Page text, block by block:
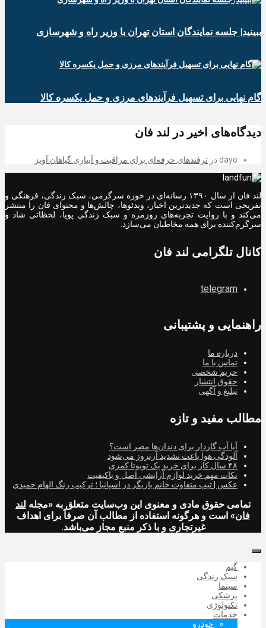
ببینید| جلسه نمایندگان استان تهران با وزیر راه و شهرسازی
گام نهایی برای تسهیل فرآیندهای مرزی و حمل یکسره کالا
دیدگاه‌های اخیر در لند فان
dayo در ترفندهای حرفه‌ای برای مراقبت و آبیاری گیاهان آویز
لند فان از سال ۱۳۹۰ رسانه‌ای در حوزه سرگرمی، سبک زندگی، فرهنگی و
تفریحی است که جدیدترین اخبار، ویدئوها، چالش‌ها و محتوای فان را منتشر
می‌کند و با روایت تجربه‌های روزمره و سبک زندگی پویا، لحظاتی شاد و
سرگرم‌کننده برای همه مخاطبان می‌سازد.
کانال تلگرامی لند فان
telegram
راهنمایی و پشتیبانی
درباره ما
تماس با ما
حریم شخصی
حقوق انتشار
تبلیغ و آگهی
مطالب مفید و تازه
آیا آب گازدار برای دندان‌ها مضر است؟
آلودگی هوا باعث تشدید آرتروز می‌شود
۴۸ سال کار برای خرید یک تویوتا کمری
نکات مهم خرید لوازم آرایشی اصل و باکیفیت
عکس | تیپ متفاوت خانم بازیگر در اسپانیا ؛ ترکیب رنگ الهام حمیدی
تمامی حقوق مادی و معنوی این وب‌سایت متعلق به «مجله لند
فان» است و هرگونه استفاده از مطالب آن صرفاً برای اهداف
غیرتجاری و با ذکر منبع مجاز می‌باشد.
گیم
سبک زندگی
سینما
پزشکی
تکنولوژی
خدمات
خودرو